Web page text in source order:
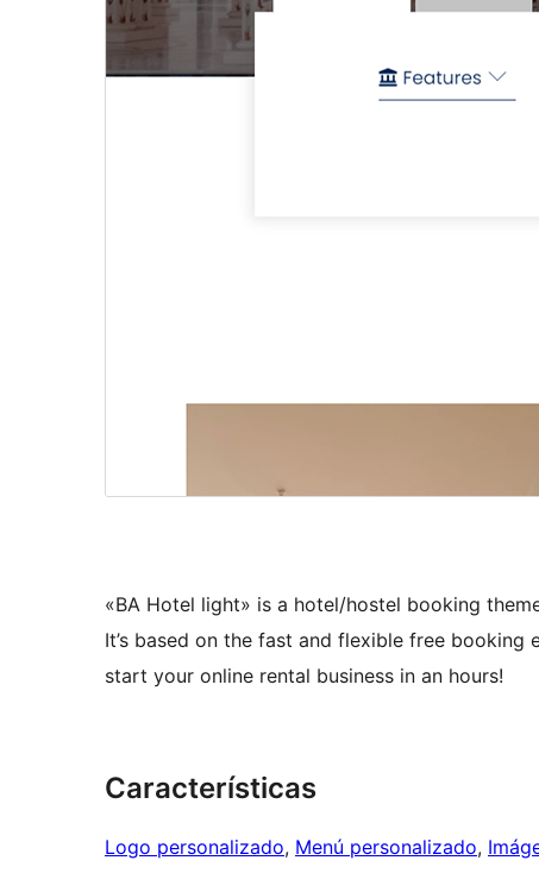
«BA Hotel light» is a hotel/hostel booking
It’s based on the fast and flexible free
start your online rental business in an hours!
Características
Logo personalizado, Menú personalizado,